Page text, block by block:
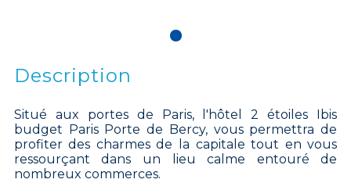
Description
Situé aux portes de Paris, l'hôtel 2 étoiles Ibis
budget Paris Porte de Bercy, vous permettra de
profiter des charmes de la capitale tout en vous
ressourçant dans un lieu calme entouré de
nombreux commerces.